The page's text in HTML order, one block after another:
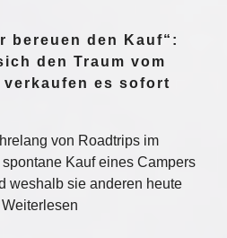
bereuen den Kauf“:
den Traum vom
verkaufen es sofort
von Roadtrips im
Kauf eines Campers
weshalb sie anderen heute